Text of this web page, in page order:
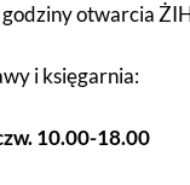
otwarcia
i księgarnia:
10.00-18.00